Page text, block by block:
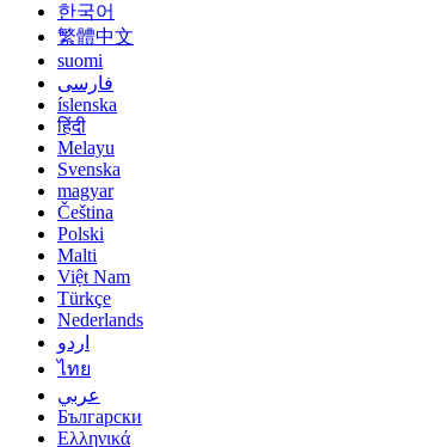
한국어
繁體中文
suomi
فارسی
íslenska
हिंदी
Melayu
Svenska
magyar
Čeština
Polski
Malti
Việt Nam
Türkçe
Nederlands
اردو
ไทย
عربي
Български
Ελληνικά